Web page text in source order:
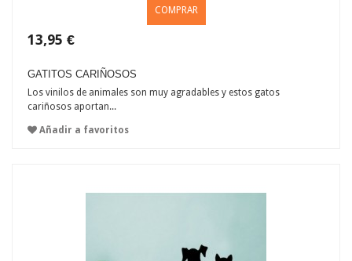
COMPRAR
13,95 €
GATITOS CARIÑOSOS
Los vinilos de animales son muy agradables y estos gatos
cariñosos aportan...
Añadir a favoritos